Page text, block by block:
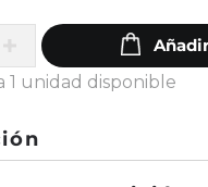
1 unidad disponible